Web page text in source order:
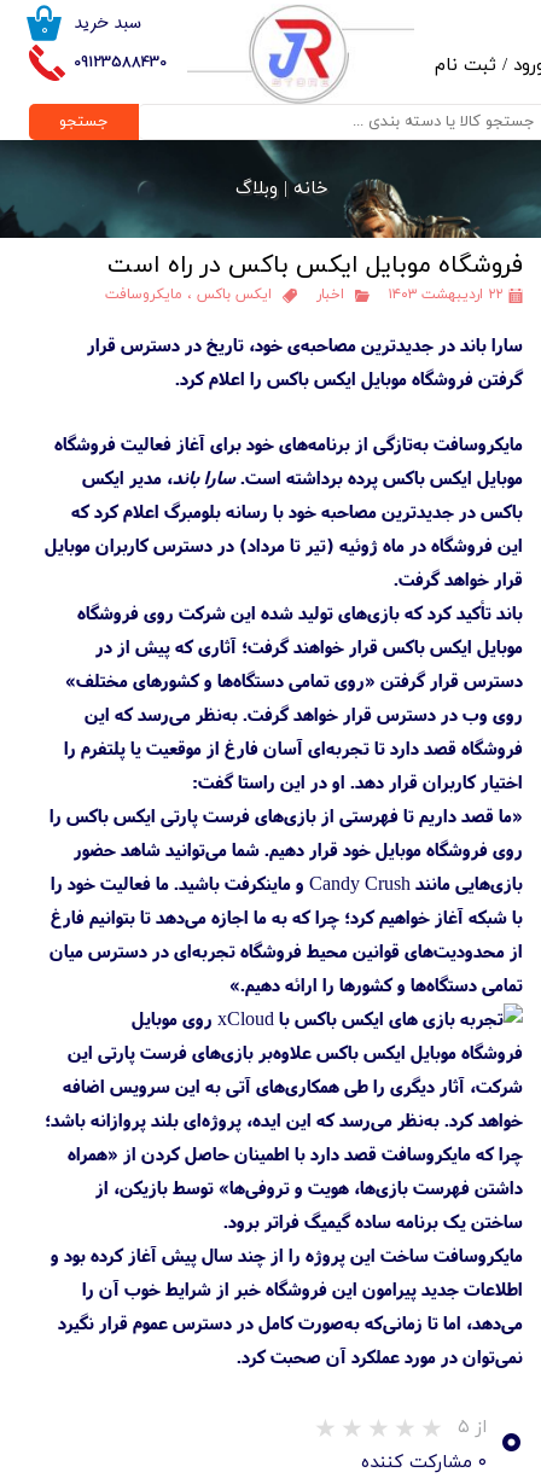
09123588430
۰ سبد خرید
/ ثبت نام
حساب کاربری من
تغییر گذر واژه
خروج از حساب کاربری
جستجو
خانه |وبلاگ
فروشگاه موبایل ایکس باکس در راه است
۲۲ اردیبهشت ۱۴۰۳ اخبار ایکس باکس ، مایکروسافت
سارا باند در جدیدترین مصاحبه‌ی خود، تاریخ در دسترس قرار
گرفتن فروشگاه موبایل ایکس باکس را اعلام کرد.
مایکروسافت به‌تازگی از برنامه‌های خود برای آغاز فعالیت فروشگاه
موبایل ایکس باکس پرده برداشته است.سارا باند، مدیر ایکس
باکس در جدیدترین مصاحبه خود با رسانه بلومبرگ اعلام کرد که
این فروشگاه در ماه ژوئیه (تیر تا مرداد) در دسترس کاربران موبایل
قرار خواهد گرفت.
باند تأکید کرد که بازی‌های تولید شده این شرکت روی فروشگاه
موبایل ایکس باکس قرار خواهند گرفت؛ آثاری که پیش از در
دسترس قرار گرفتن «روی تمامی دستگاه‌ها و کشور‌های مختلف»
روی وب در دسترس قرار خواهد گرفت. به‌نظر می‌رسد که این
فروشگاه قصد دارد تا تجربه‌ای آسان فارغ از موقعیت یا پلتفرم را
اختیار کاربران قرار دهد. او در این راستا گفت:
«ما قصد داریم تا فهرستی از بازی‌های فرست پارتی ایکس باکس را
روی فروشگاه موبایل خود قرار دهیم. شما می‌توانید شاهد حضور
بازی‌هایی مانند Candy Crush و ماینکرفت باشید. ما فعالیت خود را
با شبکه آغاز خواهیم کرد؛ چرا که به ما اجازه می‌دهد تا بتوانیم فارغ
از محدودیت‌های قوانین محیط فروشگاه تجربه‌ای در دسترس میان
تمامی دستگاه‌ها و کشور‌ها را ارائه دهیم.»
فروشگاه موبایل ایکس باکس علاوه‌بر بازی‌های فرست پارتی این
شرکت، آثار دیگری را طی همکاری‌های آتی به این سرویس اضافه
خواهد کرد. به‌نظر می‌رسد که این ایده، پروژه‌ای بلند‌ پروازانه باشد؛
چرا که مایکروسافت قصد دارد با اطمینان حاصل کردن از «همراه
داشتن فهرست بازی‌ها، هویت و تروفی‌ها» توسط بازیکن، از
ساختن یک برنامه ساده گیمیگ فراتر برود.
مایکروسافت ساخت این پروژه را از چند سال پیش آغاز کرده بود و
اطلاعات جدید پیرامون این فروشگاه خبر از شرایط خوب آن را
می‌دهد، اما تا زمانی‌‌که به‌صورت کامل در دسترس عموم قرار نگیرد
نمی‌توان در مورد عملکرد آن صحبت کرد.
۰ از ۵
۰ مشارکت کننده